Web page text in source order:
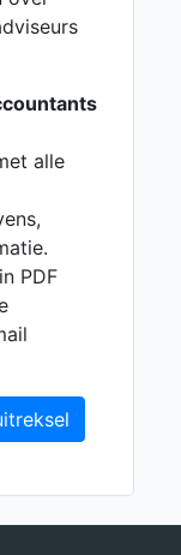
alle
PDF